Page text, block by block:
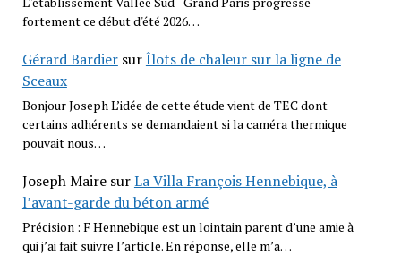
fortement ce début d'été 2026…
Gérard BardiersurÎlots de chaleur sur la ligne de
Sceaux
Bonjour Joseph L’idée de cette étude vient de TEC dont
certains adhérents se demandaient si la caméra thermique
pouvait nous…
Joseph MairesurLa Villa François Hennebique, à
l’avant-garde du béton armé
Précision : F Hennebique est un lointain parent d’une amie à
qui j’ai fait suivre l’article. En réponse, elle m’a…